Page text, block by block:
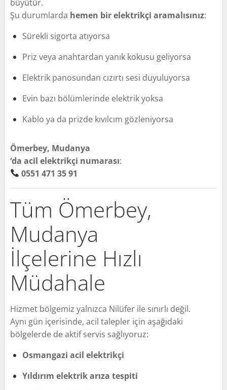
büyütür.
Şu durumlarda hemen bir elektrikçi aramalısınız:
Sürekli sigorta atıyorsa
Priz veya anahtardan yanık kokusu geliyorsa
Elektrik panosundan cızırtı sesi duyuluyorsa
Evin bazı bölümlerinde elektrik yoksa
Kablo ya da prizde kıvılcım gözleniyorsa
Ömerbey, Mudanya
‘da acil elektrikçi numarası:
0551 471 35 91
Tüm Ömerbey,
Mudanya
İlçelerine Hızlı
Müdahale
Hizmet bölgemiz yalnızca Nilüfer ile sınırlı değil.
Aynı gün içerisinde, acil talepler için aşağıdaki
bölgelerde de aktif servis sağlıyoruz:
Osmangazi acil elektrikçi
Yıldırım elektrik arıza tespiti